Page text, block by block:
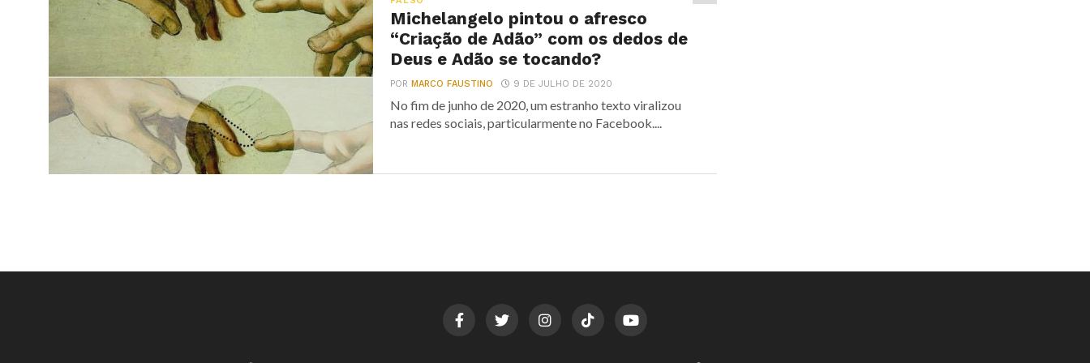
Michelangelo pintou o afresco
“Criação de Adão” com os dedos de
Deus e Adão se tocando?
PORMARCO FAUSTINO 9 DE JULHO DE 2020
No fim de junho de 2020, um estranho texto viralizou
nas redes sociais, particularmente no Facebook....